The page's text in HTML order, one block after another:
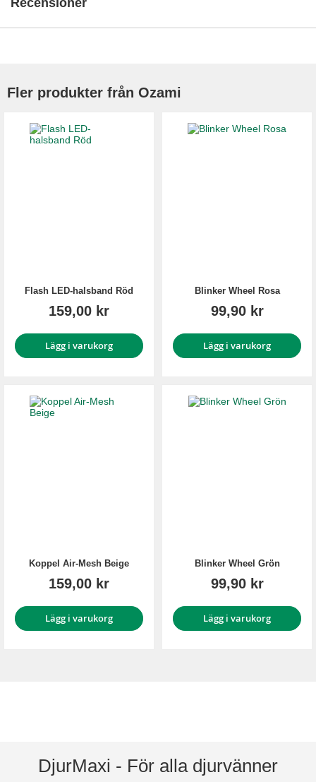
Recensioner
Fler produkter från Ozami
Flash LED-halsband Röd
159,00 kr
Lägg i varukorg
Blinker Wheel Rosa
99,90 kr
Lägg i varukorg
Koppel Air-Mesh Beige
159,00 kr
Lägg i varukorg
Blinker Wheel Grön
99,90 kr
Lägg i varukorg
DjurMaxi - För alla djurvänner